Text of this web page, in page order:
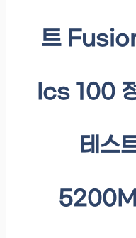
트
Ics 100
테스